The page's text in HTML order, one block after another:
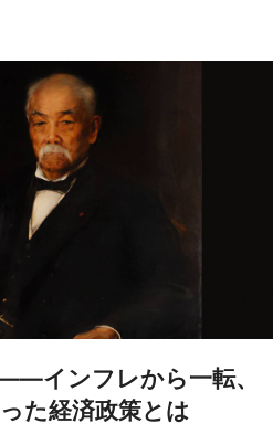
インフレから一転、
た経済政策とは